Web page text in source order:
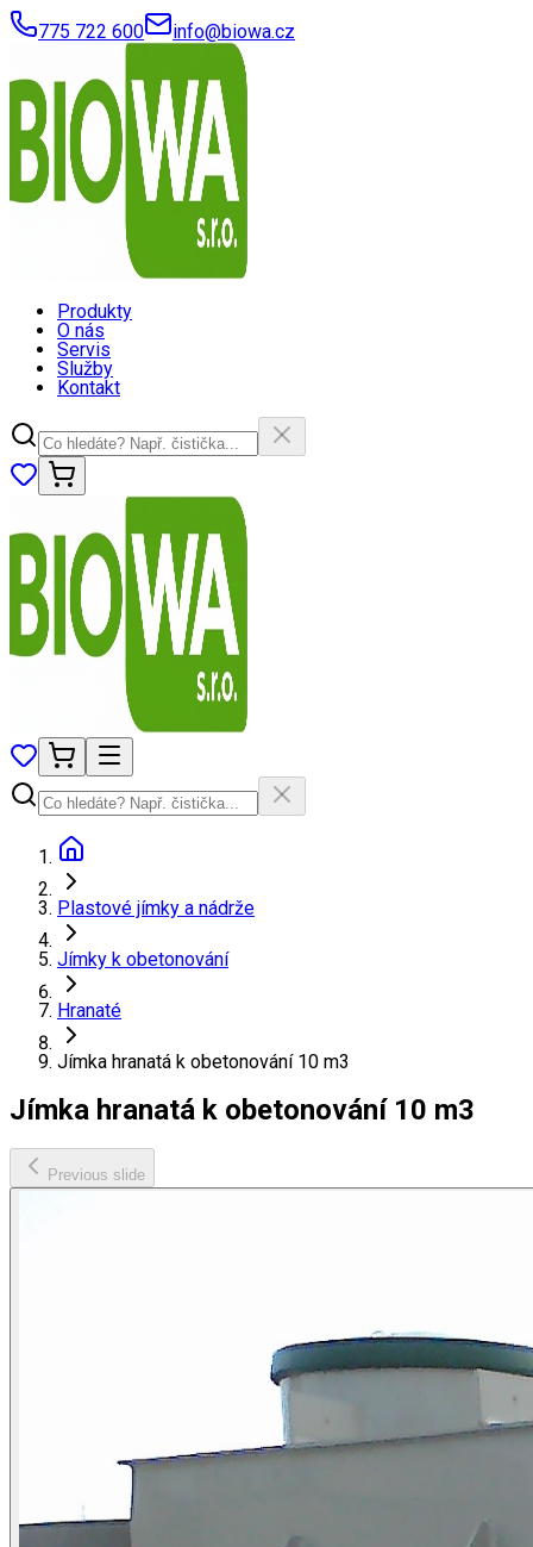
775 722 600 info@biowa.cz
Produkty
O nás
Servis
Služby
Kontakt
Plastové jímky a nádrže
Jímky k obetonování
Hranaté
Jímka hranatá k obetonování 10 m3
Jímka hranatá k obetonování 10 m3
Previous slide